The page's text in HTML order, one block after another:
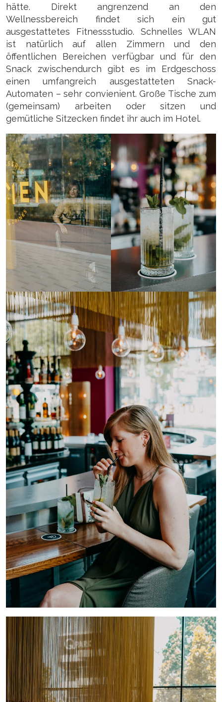
hätte. Direkt angrenzend an den
Wellnessbereich findet sich ein gut
ausgestattetes Fitnessstudio. Schnelles WLAN
ist natürlich auf allen Zimmern und den
öffentlichen Bereichen verfügbar und für den
Snack zwischendurch gibt es im Erdgeschoss
einen umfangreich ausgestatteten Snack-
Automaten – sehr convienient. Große Tische zum
(gemeinsam) arbeiten oder sitzen und
gemütliche Sitzecken findet ihr auch im Hotel.